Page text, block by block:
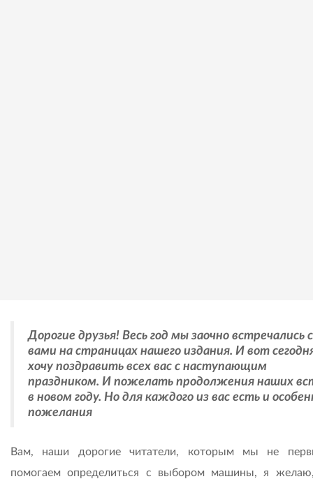
Дорогие друзья! Весь год мы заочно встречались с
вами на страницах нашего издания. И вот
хочу поздравить всех вас с наступающим
праздником. И пожелать продолжения наших
в новом году. Но для каждого из вас есть и
пожелания
Вам, наши дорогие читатели, которым мы не
помогаем определиться с выбором машины, я